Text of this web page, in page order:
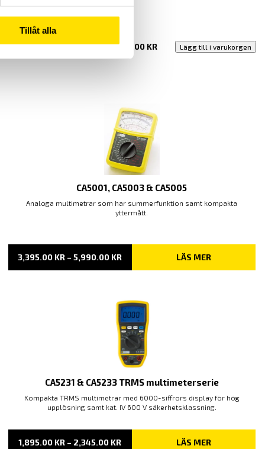
Tillåt alla
3,180.00 KR Lägg till i varukorgen
CA5001, CA5003 & CA5005
Analoga multimetrar som har summerfunktion samt kompakta
yttermått.
3,395.00 KR – 5,990.00 KRPRISINTERVALL:
TILL
LÄS MER
CA5231 & CA5233 TRMS multimeterserie
Kompakta TRMS multimetrar med 6000-siffrors display för hög
upplösning samt kat. IV 600 V säkerhetsklassning.
1,895.00 KR – 2,345.00 KRPRISINTERVALL:LÄS MER